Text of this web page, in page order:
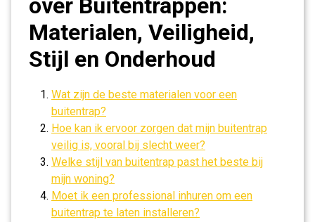
over Buitentrappen:
Materialen, Veiligheid,
Stijl en Onderhoud
Wat zijn de beste materialen voor een
buitentrap?
Hoe kan ik ervoor zorgen dat mijn buitentrap
veilig is, vooral bij slecht weer?
Welke stijl van buitentrap past het beste bij
mijn woning?
Moet ik een professional inhuren om een
buitentrap te laten installeren?